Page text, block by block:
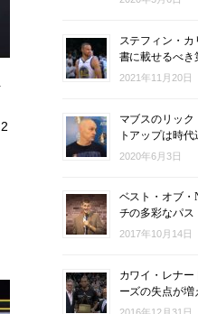
2
ステフィン・
書に載せるべき
2021年11月20日
マブスのリック
トアップは時代
2020年6月3日
ベスト・オブ・
チの多彩なパス
2017年10月14日
カワイ・レナ
ーズの失点が増